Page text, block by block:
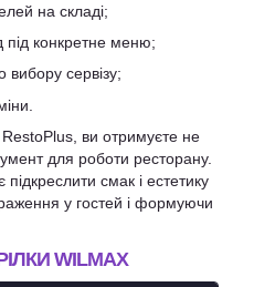
на складі;
під конкретне меню;
вибору сервізу;
ви отримуєте не
для роботи ресторану.
смак і естетику
у гостей і формуючи
WILMAX